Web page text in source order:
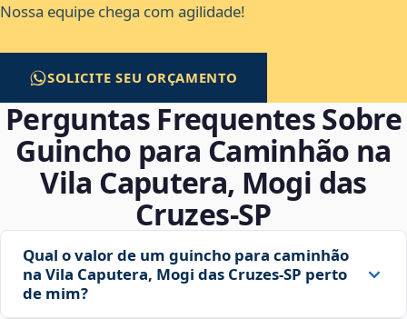
Nossa equipe chega com agilidade!
SOLICITE SEU ORÇAMENTO
Perguntas Frequentes Sobre
Guincho para Caminhão na
Vila Caputera, Mogi das
Cruzes‑SP
Qual o valor de um guincho para caminhão
na Vila Caputera, Mogi das Cruzes‑SP perto
de mim?